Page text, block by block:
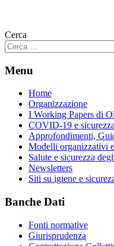
Cerca
Menu
Home
Organizzazione
I Working Papers di
COVID-19 e
Approfondimenti,
Modelli organizzativi
Salute e sicurezza
Newsletters
Siti su igiene e
Banche Dati
Fonti normative
Giurisprudenza